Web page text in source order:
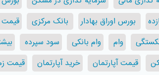
بورس اوراق بهادار بانک مرکزی قیمت
وام وام بانکی سود سپرده
قیمت آپارتمان خرید آپارتمان قیمت